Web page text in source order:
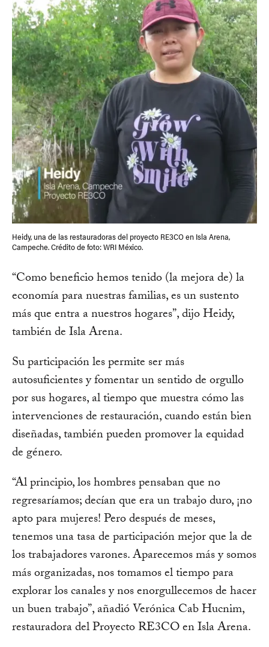
Heidy, una de las restauradoras del proyecto RE3CO en Isla Arena,
Campeche. Crédito de foto: WRI México.
“Como beneficio hemos tenido (la mejora de) la
economía para nuestras familias, es un sustento
más que entra a nuestros hogares”, dijo Heidy,
también de Isla Arena.
Su participación les permite ser más
autosuficientes y fomentar un sentido de orgullo
por sus hogares, al tiempo que muestra cómo las
intervenciones de restauración, cuando están bien
diseñadas, también pueden promover la equidad
de género.
“Al principio, los hombres pensaban que no
regresaríamos; decían que era un trabajo duro, ¡no
apto para mujeres! Pero después de meses,
tenemos una tasa de participación mejor que la de
los trabajadores varones. Aparecemos más y somos
más organizadas, nos tomamos el tiempo para
explorar los canales y nos enorgullecemos de hacer
un buen trabajo”, añadió Verónica Cab Hucnim,
restauradora del Proyecto RE3CO en Isla Arena.